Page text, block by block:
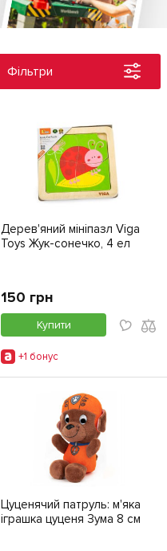
Фільтри
Дерев'яний мініпазл Viga
Toys Жук-сонечко, 4 ел
150 грн
Купити
+1 бонус
Цуценячий патруль: м'яка
іграшка цуценя Зума 8 см